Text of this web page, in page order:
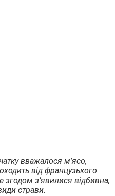
вважалося м’ясо,
від французького
згодом з’явилися відбивна,
страви.